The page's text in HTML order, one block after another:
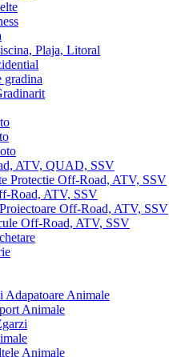
Plaja, Litoral
gradina
ATV, QUAD, SSV
Protectie Off-Road, ATV, SSV
Road, ATV, SSV
Off-Road, ATV, SSV
Off-Road, ATV, SSV
Adapatoare Animale
Animale
Animale